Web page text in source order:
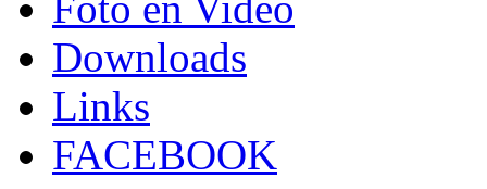
Downloads
Links
FACEBOOK